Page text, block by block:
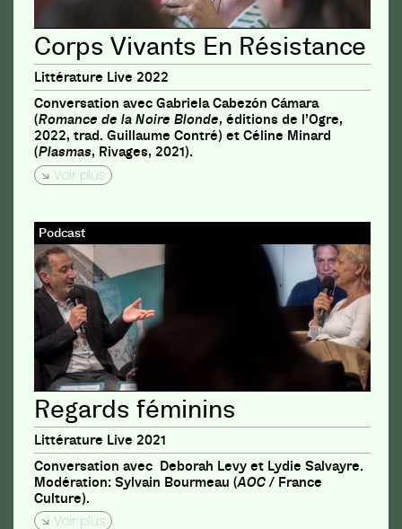
Corps Vivants En Résistance
Littérature Live 2022
Conversation avec Gabriela Cabezón Cámara
(Romance de la Noire Blonde, éditions de l’Ogre,
2022, trad. Guillaume Contré) et Céline Minard
(Plasmas, Rivages, 2021).
Voir plus
Podcast
Regards féminins
Littérature Live 2021
Conversation avec Deborah Levy et Lydie Salvayre.
Modération: Sylvain Bourmeau (AOC / France
Culture).
Voir plus